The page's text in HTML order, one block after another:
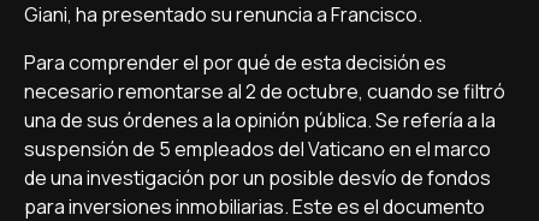
Giani, ha presentado su renuncia a Francisco.
Para comprender el por qué de esta decisión es
necesario remontarse al 2 de octubre, cuando se filtró
una de sus órdenes a la opinión pública. Se refería a la
suspensión de 5 empleados del Vaticano en el marco
de una investigación por un posible desvío de fondos
para inversiones inmobiliarias. Este es el documento